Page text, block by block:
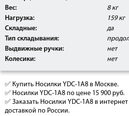
Вес:
8 кг
Нагрузка:
159 кг
Складные:
да
Тип складывания:
Выдвижные ручки:
нет
Колесики:
нет
✅ Купить Носилки YDC-1A8 в Москве.
✅ Носилки YDC-1A8 по цене 15 900 руб.
✅ Заказать Носилки YDC-1A8 в
доставкой по России.